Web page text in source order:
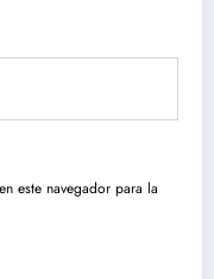
este navegador para la